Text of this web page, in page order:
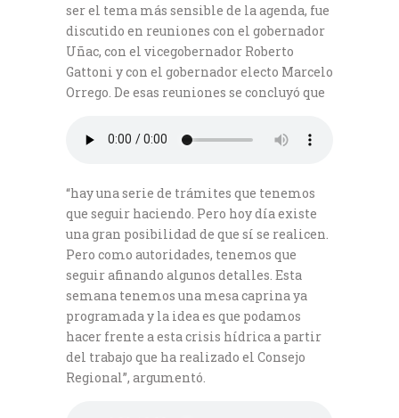
ser el tema más sensible de la agenda, fue
discutido en reuniones con el gobernador
Uñac, con el vicegobernador Roberto
Gattoni y con el gobernador electo Marcelo
Orrego. De esas reuniones se concluyó que
“hay una serie de trámites que tenemos
que seguir haciendo. Pero hoy día existe
una gran posibilidad de que sí se realicen.
Pero como autoridades, tenemos que
seguir afinando algunos detalles. Esta
semana tenemos una mesa caprina ya
programada y la idea es que podamos
hacer frente a esta crisis hídrica a partir
del trabajo que ha realizado el Consejo
Regional”, argumentó.